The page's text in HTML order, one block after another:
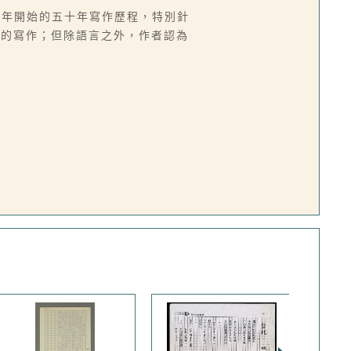
開始的五十年寫作歷程，特別針
寫作；但除語言之外，作者認為